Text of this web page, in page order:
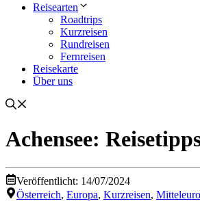
Reisearten
Roadtrips
Kurzreisen
Rundreisen
Fernreisen
Reisekarte
Über uns
Achensee:
Veröffentlicht: 14/07/2024
Österreich, Europa, Kurzreisen,